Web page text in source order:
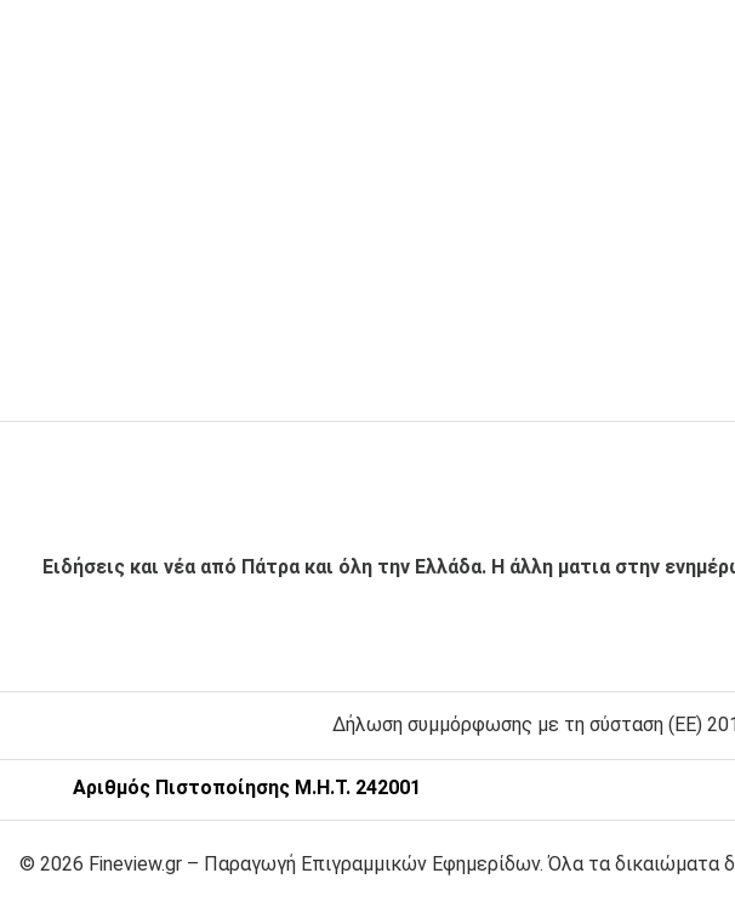
Ειδήσεις και νέα από Πάτρα και όλη την Ελλάδα. Η άλλη ματια στην
Δήλωση συμμόρφωσης με τη σύσταση (ΕΕ)
Αριθμός Πιστοποίησης Μ.Η.Τ. 242001
© 2026 Fineview.gr – Παραγωγή Επιγραμμικών Εφημερίδων. Όλα τα δικαιώματα